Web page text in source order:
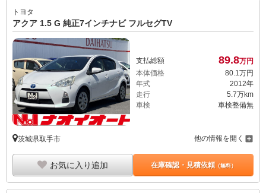
トヨタ
アクア 1.5 G 純正7インチナビ フルセグTV
支払総額 89.8万円
本体価格
80. 1 万円
年式
2012年
走行
5.7万km
車検
車検整備無
茨城県取手市 他の情報を開く
お気に入り追加 在庫確認・見積依頼（無料）